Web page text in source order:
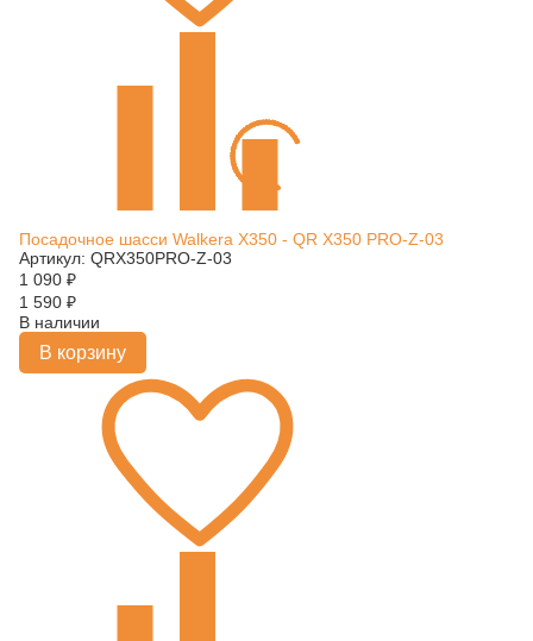
Посадочное шасси Walkera X350 - QR X350 PRO-Z-03
Артикул: QRX350PRO-Z-03
1 090 ₽
1 590 ₽
В наличии
В корзину